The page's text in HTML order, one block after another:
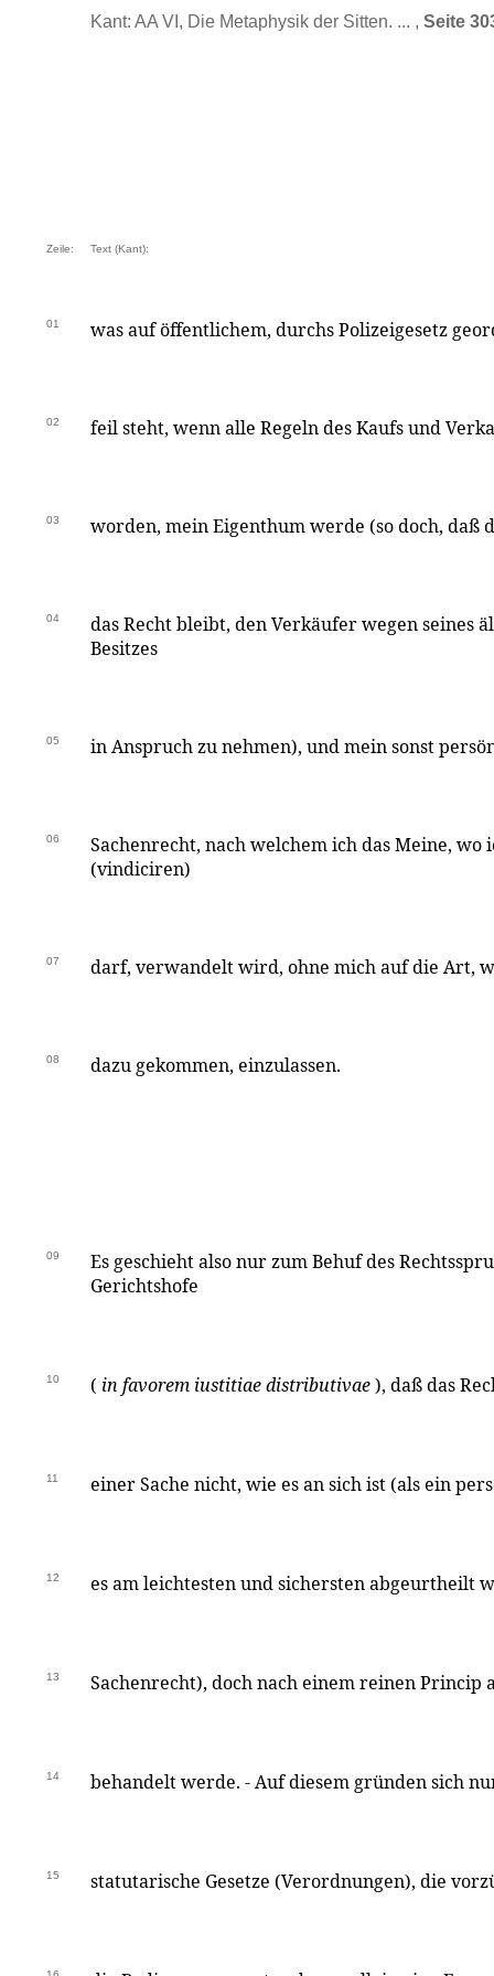
Kant: AA VI, Die Metaphysik der Sitten. ... , Seite
Zeile: Text (Kant):
01 was auf öffentlichem, durchs Polizeigesetz
02 feil steht, wenn alle Regeln des Kaufs und
03 worden, mein Eigenthum werde (so doch, daß
04
das Recht bleibt, den Verkäufer wegen seines
Besitzes
05 in Anspruch zu nehmen), und mein sonst
06
Sachenrecht, nach welchem ich das Meine, wo
(vindiciren)
07 darf, verwandelt wird, ohne mich auf die Art,
08 dazu gekommen, einzulassen.
09
Es geschieht also nur zum Behuf des
Gerichtshofe
10 ( in favorem iustitiae distributivae), daß das
11 einer Sache nicht, wie es an sich ist (als ein
12 es am leichtesten und sichersten abgeurtheilt
13 Sachenrecht), doch nach einem reinen Princip
14 behandelt werde. - Auf diesem gründen sich
15 statutarische Gesetze (Verordnungen), die